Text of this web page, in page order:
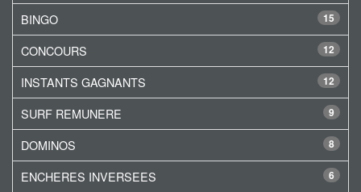
15
BINGO
12
CONCOURS
12
INSTANTS GAGNANTS
9
SURF REMUNERE
8
DOMINOS
6
ENCHERES INVERSEES